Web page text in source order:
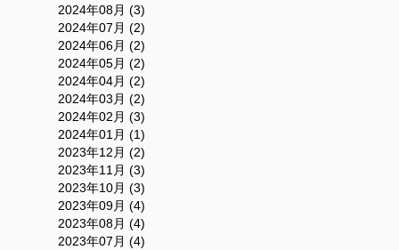
2024年08月 (3)
2024年07月 (2)
2024年06月 (2)
2024年05月 (2)
2024年04月 (2)
2024年03月 (2)
2024年02月 (3)
2024年01月 (1)
2023年12月 (2)
2023年11月 (3)
2023年10月 (3)
2023年09月 (4)
2023年08月 (4)
2023年07月 (4)